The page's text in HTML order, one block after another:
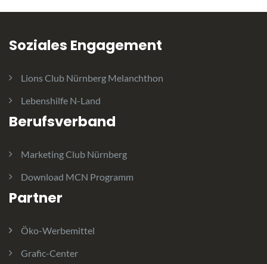
Soziales Engagement
Lions Club Nürnberg Melanchthon
Lebenshilfe N-Land
Berufsverband
Marketing Club Nürnberg
Download MCN Programm
Partner
Öko-Werbemittel
Grafic-Center